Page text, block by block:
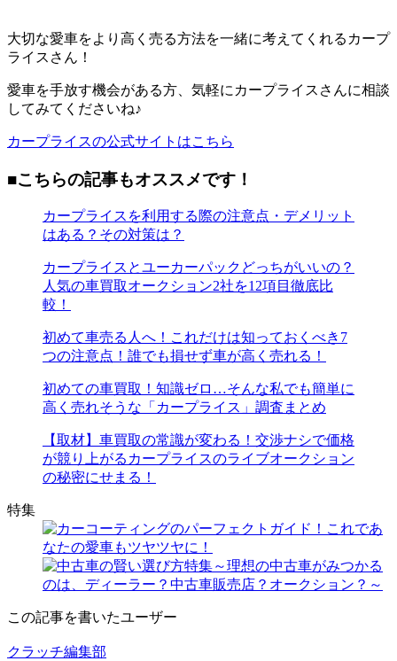
大切な愛車をより高く売る方法を一緒に考えてくれるカープ
ライスさん！
愛車を手放す機会がある方、気軽にカープライスさんに相談
してみてくださいね♪
カープライスの公式サイトはこちら
■こちらの記事もオススメです！
カープライスを利用する際の注意点・デメリット
はある？その対策は？
カープライスとユーカーパックどっちがいいの？
人気の車買取オークション2社を12項目徹底比
較！
初めて車売る人へ！これだけは知っておくべき7
つの注意点！誰でも損せず車が高く売れる！
初めての車買取！知識ゼロ…そんな私でも簡単に
高く売れそうな「カープライス」調査まとめ
【取材】車買取の常識が変わる！交渉ナシで価格
が競り上がるカープライスのライブオークション
の秘密にせまる！
特集
この記事を書いたユーザー
クラッチ編集部